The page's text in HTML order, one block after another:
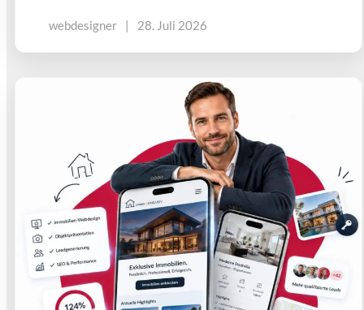
webdesigner | 28. Juli 2026